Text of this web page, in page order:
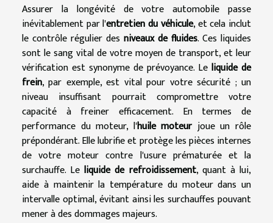
Assurer la longévité de votre automobile passe
inévitablement par l'entretien du véhicule, et cela inclut
le contrôle régulier des niveaux de fluides. Ces liquides
sont le sang vital de votre moyen de transport, et leur
vérification est synonyme de prévoyance. Le liquide de
frein, par exemple, est vital pour votre sécurité ; un
niveau insuffisant pourrait compromettre votre
capacité à freiner efficacement. En termes de
performance du moteur, l'huile moteurjoue un rôle
prépondérant. Elle lubrifie et protège les pièces internes
de votre moteur contre l'usure prématurée et la
surchauffe. Leliquide de refroidissement, quant à lui,
aide à maintenir la température du moteur dans un
intervalle optimal, évitant ainsi les surchauffes pouvant
mener à des dommages majeurs.